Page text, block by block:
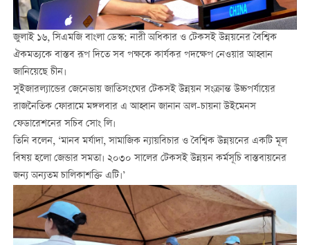
জুলাই ১৬, সিএমজি বাংলা ডেস্ক: নারী অধিকার ও টেকসই উন্নয়নের বৈশ্বিক
ঐকমত্যকে বাস্তব রূপ দিতে সব পক্ষকে কার্যকর পদক্ষেপ নেওয়ার আহ্বান
জানিয়েছে চীন।
সুইজারল্যান্ডের জেনেভায় জাতিসংঘের টেকসই উন্নয়ন সংক্রান্ত উচ্চপর্যায়ের
রাজনৈতিক ফোরামে মঙ্গলবার এ আহ্বান জানান অল-চায়না উইমেনস
ফেডারেশনের সচিব সোং লি।
তিনি বলেন, ‘মানব মর্যাদা, সামাজিক ন্যায়বিচার ও বৈশ্বিক উন্নয়নের একটি মূল
বিষয় হলো জেন্ডার সমতা। ২০৩০ সালের টেকসই উন্নয়ন কর্মসূচি বাস্তবায়নের
জন্য অন্যতম চালিকাশক্তি এটি।’